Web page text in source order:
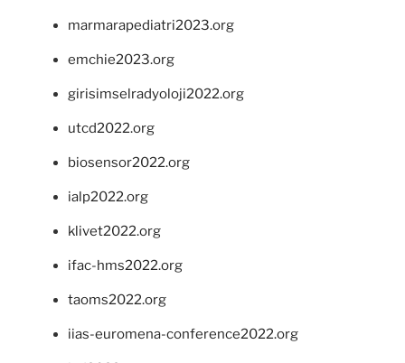
marmarapediatri2023.org
emchie2023.org
girisimselradyoloji2022.org
utcd2022.org
biosensor2022.org
ialp2022.org
klivet2022.org
ifac-hms2022.org
taoms2022.org
iias-euromena-conference2022.org